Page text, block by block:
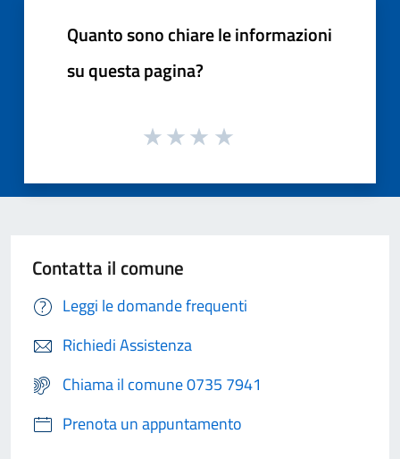
Quanto sono chiare le informazioni
su questa pagina?
Contatta il comune
Leggi le domande frequenti
Richiedi Assistenza
Chiama il comune 0735 7941
Prenota un appuntamento